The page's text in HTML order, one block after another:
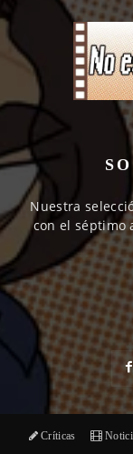
Nuestra
con el séptimo
Críticas